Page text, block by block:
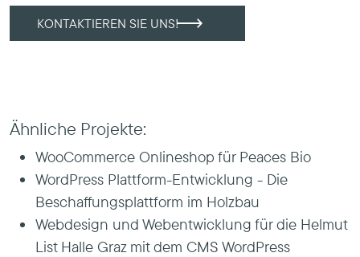
KONTAKTIEREN SIE UNS!
Ähnliche Projekte:
WooCommerce Onlineshop für Peaces Bio
WordPress Plattform-Entwicklung - Die
Beschaffungsplattform im Holzbau
Webdesign und Webentwicklung für die Helmut
List Halle Graz mit dem CMS WordPress